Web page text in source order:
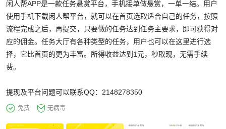
闲人帮APP是一款任务悬赏平台，手机接单做悬赏，一单一结。用户
使用手机下载闲人帮平台，就可以在首页选取适合自己的任务，按照
流程完成之后，再提交，只要做的任务达到任务主要求，即可获得对
应的佣金。任务大厅有各种类型的任务，用户也可以在这里进行选
择，它比首页的更为丰富。所得收益达到1元，秒取现，无需手续
费。
提现及平台问题可以联系QQ：2148278350
免费 无病毒